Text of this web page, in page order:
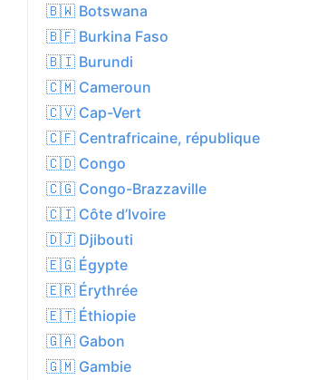
🇧🇼 Botswana
🇧🇫 Burkina Faso
🇧🇮 Burundi
🇨🇲 Cameroun
🇨🇻 Cap-Vert
🇨🇫 Centrafricaine, république
🇨🇩 Congo
🇨🇬 Congo-Brazzaville
🇨🇮 Côte d’Ivoire
🇩🇯 Djibouti
🇪🇬 Égypte
🇪🇷 Érythrée
🇪🇹 Éthiopie
🇬🇦 Gabon
🇬🇲 Gambie